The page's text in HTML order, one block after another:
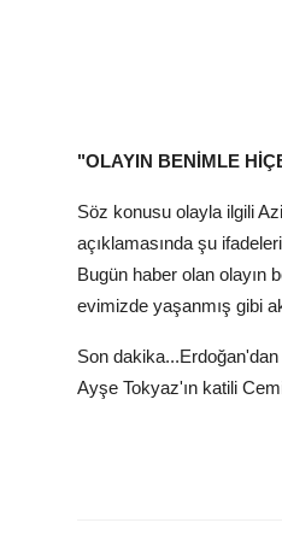
"OLAYIN BENİMLE
Söz konusu olayla ilgili
açıklamasında şu
Bugün haber olan olayın
evimizde yaşanmış gibi
Son dakika...Erdoğan'dan
Ayşe Tokyaz'ın katili